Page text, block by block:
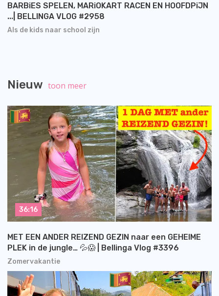
Als de kids naar school zijn
BARBiES SPELEN, MARiOKART RACEN EN HOOFDPiJN
...| BELLINGA VLOG #2958
Nieuw toon meer
Zomervakantie
MET EEN ANDER REIZEND GEZIN naar een GEHEIME
PLEK in de jungle… 💦😱 | Bellinga Vlog #3396
36:16